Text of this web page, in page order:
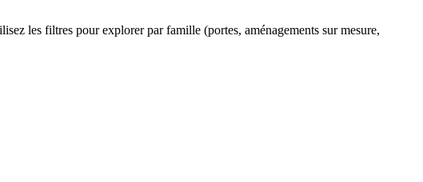
les filtres pour explorer par famille (portes, aménagements sur mesure,